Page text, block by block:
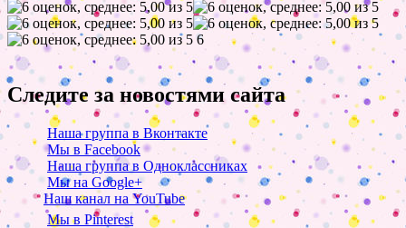
6
Следите за новостями сайта
Наша группа в Вконтакте
Мы в Facebook
Наша группа в Одноклассниках
Мы на Google+
Наш канал на YouTube
Мы в Pinterest